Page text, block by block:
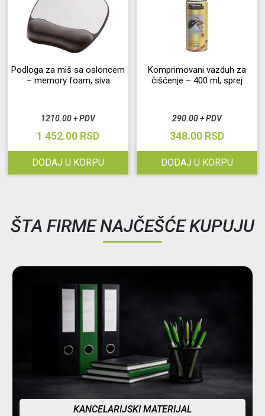
Podloga za miš sa osloncem
– memory foam, siva
1210.00 + PDV
1 452.00 RSD
DODAJ U KORPU
Komprimovani vazduh za
čišćenje – 400 ml, sprej
290.00 + PDV
348.00 RSD
DODAJ U KORPU
ŠTA FIRME NAJČEŠĆE KUPUJU
KANCELARIJSKI MATERIJAL